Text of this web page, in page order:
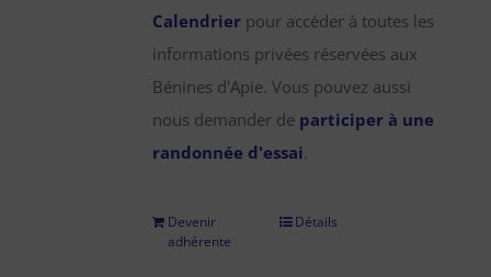
Calendrier pour accéder à toutes les
informations privées réservées aux
Bénines d'Apie. Vous pouvez aussi
nous demander de participer à une
randonnée d'essai.
Devenir
adhérente
Détails